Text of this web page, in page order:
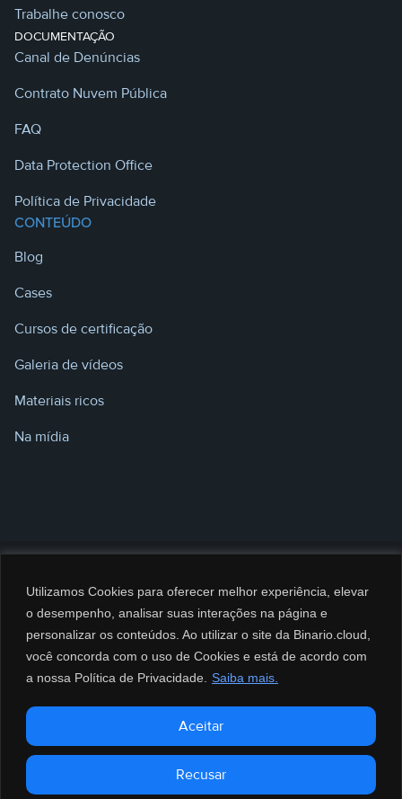
Utilizamos Cookies para oferecer melhor experiência, elevar
o desempenho, analisar suas interações na página e
personalizar os conteúdos. Ao utilizar o site da Binario.cloud,
você concorda com o uso de Cookies e está de acordo com
a nossa Política de Privacidade.
Saiba mais.
Recusar
Aceitar
Trabalhe conosco
DOCUMENTAÇÃO
Canal de Denúncias
Contrato Nuvem Pública
FAQ
Data Protection Office
Política de Privacidade
CONTEÚDO
Blog
Cases
Cursos de certificação
Galeria de vídeos
Materiais ricos
Na mídia
@2026 BINARIO CLOUD Serviços de Computação e Informática LTDA. CNPJ:
35.688.025/0002-95 – Todos os direitos reservados.
0800 8080 790